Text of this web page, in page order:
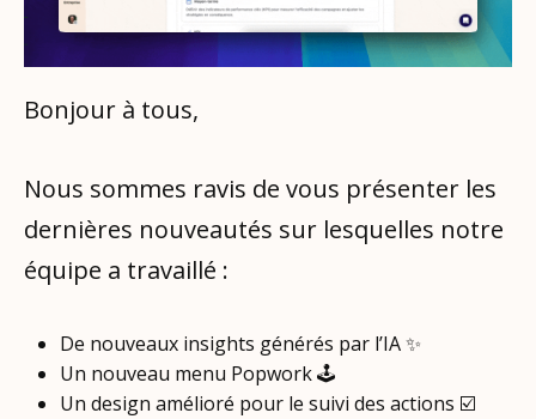
Bonjour à tous,
Nous sommes ravis de vous présenter les
dernières nouveautés sur lesquelles notre
équipe a travaillé :
De nouveaux insights générés par l’IA ✨
Un nouveau menu Popwork 🕹️
Un design amélioré pour le suivi des actions ☑️